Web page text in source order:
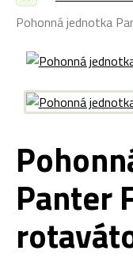
Pohonná jednotka
Panter